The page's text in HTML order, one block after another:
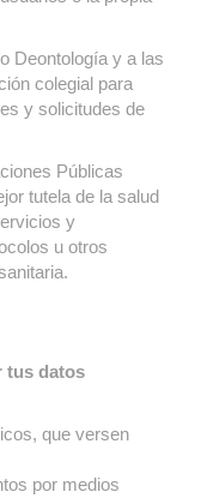
Deontología y a las
colegial para
y solicitudes de
Públicas
tutela de la salud
y
u otros
tus datos
que versen
por medios